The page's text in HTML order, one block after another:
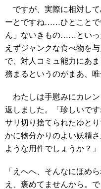
ですが、実際に相対し
ーとですね……ひとこと
ん」ないきもの……とい
えずジャンクな食べ物を
で、対人コミュ能力にあ
務まるというのがまあ、唯
わたしは手慰みにカレン
返しました。「珍しいで
サリ切り捨てられたゆと
かに物分かりのよい妖精
ような用件でしょうか？」
「えへへ、そんなにほめ
え、褒めてませんから。